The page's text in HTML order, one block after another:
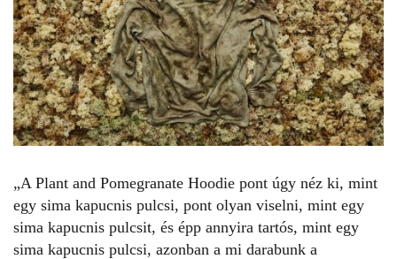
„A Plant and Pomegranate Hoodie pont úgy néz ki, mint
egy sima kapucnis pulcsi, pont olyan viselni, mint egy
sima kapucnis pulcsit, és épp annyira tartós, mint egy
sima kapucnis pulcsi, azonban a mi darabunk a